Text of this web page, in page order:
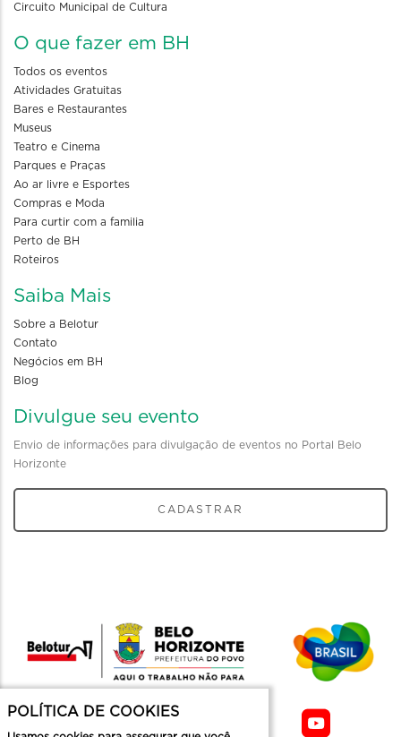
Circuito Municipal de Cultura
O que fazer em BH
Todos os eventos
Atividades Gratuitas
Bares e Restaurantes
Museus
Teatro e Cinema
Parques e Praças
Ao ar livre e Esportes
Compras e Moda
Para curtir com a familia
Perto de BH
Roteiros
Saiba Mais
Sobre a Belotur
Contato
Negócios em BH
Blog
Divulgue seu evento
Envio de informações para divulgação de eventos no Portal Belo
Horizonte
CADASTRAR
POLÍTICA DE COOKIES